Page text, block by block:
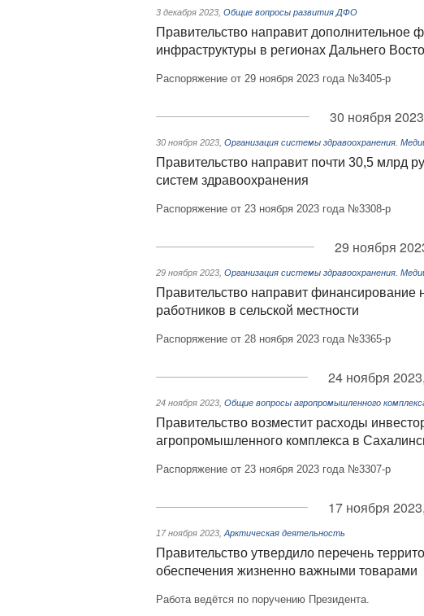
3 декабря 2023 Общие вопросы развития ДФО
Правительство направит дополнительное
инфраструктуры в регионах Дальнего
Распоряжение от 29 ноября 2023 года №3405-р
30 ноября
30 ноября 2023 Организация системы здравоохранения.
Правительство направит почти 30,5 млрд
систем здравоохранения
Распоряжение от 23 ноября 2023 года №3308-р
29 ноября
29 ноября 2023 Организация системы здравоохранения.
Правительство направит финансирование
работников в сельской местности
Распоряжение от 28 ноября 2023 года №3365-р
24 ноября
24 ноября 2023 Общие вопросы агропромышленного
Правительство возместит расходы
агропромышленного комплекса в
Распоряжение от 23 ноября 2023 года №3307-р
17 ноября
17 ноября 2023 Арктическая деятельность
Правительство утвердило перечень
обеспечения жизненно важными товарами
Работа ведётся по поручению Президента.